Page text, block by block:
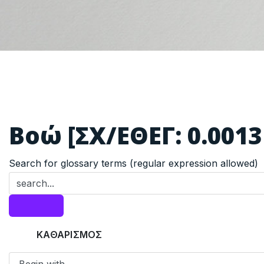
Βοώ [ΣΧ/ΕΘΕΓ:
Search for glossary terms (regular expression allowed)